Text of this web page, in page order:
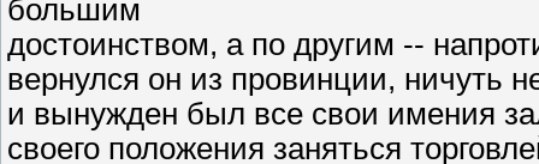
большим
достоинством, а по другим --
вернулся он из провинции, ничуть
и вынужден был все свои имения
своего положения заняться